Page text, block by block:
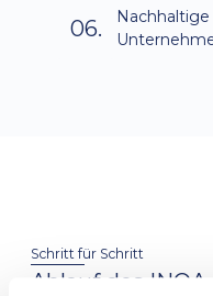
06.
Schritt für Schritt
Ablauf des